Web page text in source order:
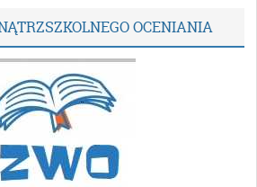
OCENIANIA